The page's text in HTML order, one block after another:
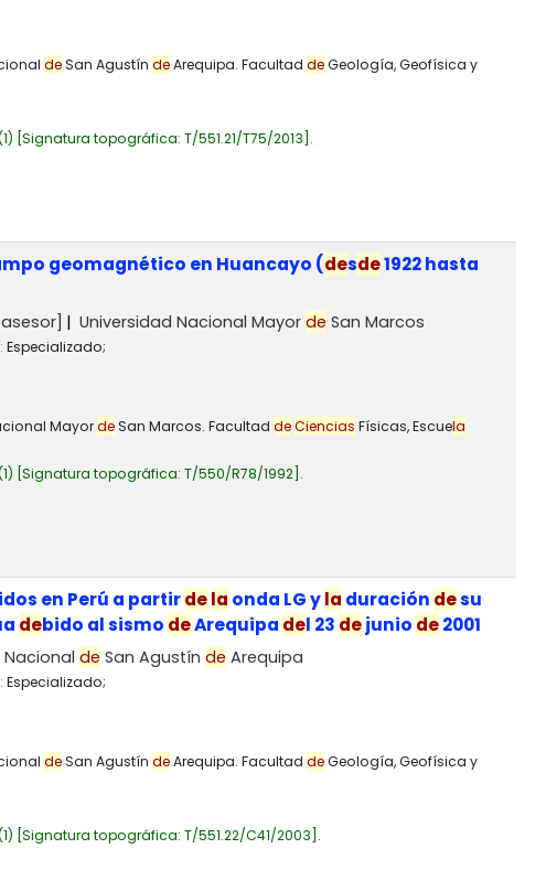
deSan Agustín deArequipa. Facultad deGeología, Geofísica y
Signatura topográfica: T/551.21/T75/2013 .
geomagnético en Huancayo (desde1922 hasta
Universidad Nacional Mayor de San Marcos
Especializado;
MayordeSan Marcos. Facultad deCiencias Físicas, Escuela
Signatura topográfica: T/550/R78/1992 .
en Perú a partirdela onda LG yla duración desu
debido al sismo deArequipa del 23 dejunio de2001
Nacional de San Agustín de Arequipa
Especializado;
deSan Agustín deArequipa. Facultad deGeología, Geofísica y
Signatura topográfica: T/551.22/C41/2003 .